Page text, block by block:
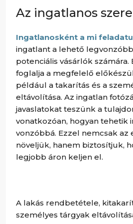
Az ingatlanos
Ingatlanosként a mi
ingatlant a lehető
potenciális vásárlók számára.
foglalja a megfelelő
például a takarítás és a
eltávolítása. Az ingatlan
javaslatokat teszünk a
vonatkozóan, hogyan tehetik
vonzóbbá. Ezzel nemcsak az
növeljük, hanem biztosítjuk,
legjobb áron keljen el.
A lakás rendbetétele,
személyes tárgyak